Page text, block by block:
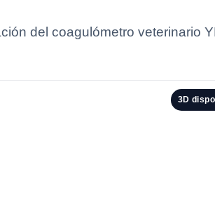
del coagulómetro veterinario
3D